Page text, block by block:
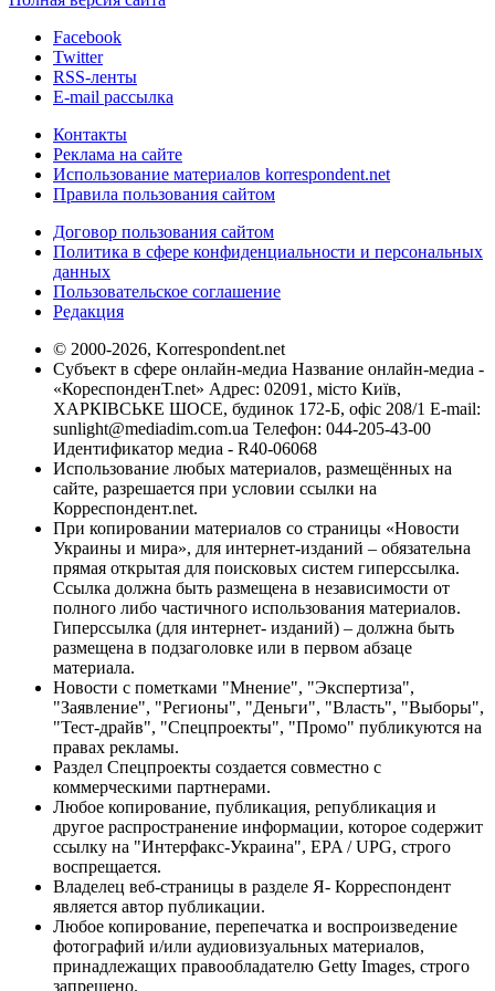
Facebook
Twitter
RSS-ленты
E-mail рассылка
Контакты
Реклама на сайте
Использование материалов korrespondent.net
Правила пользования сайтом
Договор пользования сайтом
Политика в сфере конфиденциальности и персональных
данных
Пользовательское соглашение
Редакция
© 2000-2026, Korrespondent.net
Субъект в сфере онлайн-медиа Название онлайн-медиа -
«КореспонденТ.net» Адрес: 02091, місто Київ,
ХАРКІВСЬКЕ ШОСЕ, будинок 172-Б, офіс 208/1 E-mail:
sunlight@mediadim.com.ua Телефон: 044-205-43-00
Идентификатор медиа - R40-06068
Использование любых материалов, размещённых на
сайте, разрешается при условии ссылки на
Корреспондент.net.
При копировании материалов со страницы «Новости
Украины и мира», для интернет-изданий – обязательна
прямая открытая для поисковых систем гиперссылка.
Ссылка должна быть размещена в независимости от
полного либо частичного использования материалов.
Гиперссылка (для интернет- изданий) – должна быть
размещена в подзаголовке или в первом абзаце
материала.
Новости с пометками "Мнение", "Экспертиза",
"Заявление", "Регионы", "Деньги", "Власть", "Выборы",
"Тест-драйв", "Спецпроекты", "Промо" публикуются на
правах рекламы.
Раздел Спецпроекты создается совместно с
коммерческими партнерами.
Любое копирование, публикация, републикация и
другое распространение информации, которое содержит
ссылку на "Интерфакс-Украина", EPA / UPG, строго
воспрещается.
Владелец веб-страницы в разделе Я- Корреспондент
является автор публикации.
Любое копирование, перепечатка и воспроизведение
фотографий и/или аудиовизуальных материалов,
принадлежащих правообладателю Getty Images, строго
запрещено.